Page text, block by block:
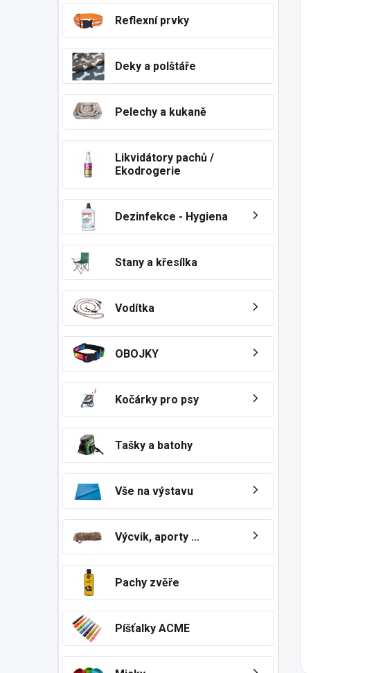
Reflexní prvky
Deky a polštáře
Pelechy a kukaně
Likvidátory pachů /
Ekodrogerie
Dezinfekce - Hygiena
Stany a křesílka
Vodítka
OBOJKY
Kočárky pro psy
Tašky a batohy
Vše na výstavu
Výcvik, aporty ...
Pachy zvěře
Píšťalky ACME